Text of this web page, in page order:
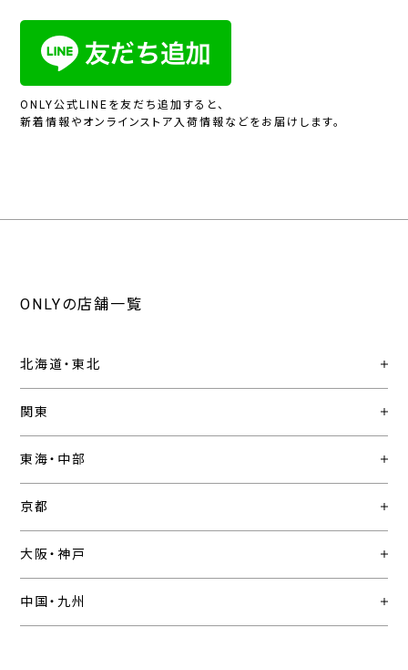
ONLY公式LINEを友だち追加すると、
新着情報やオンラインストア入荷情報などをお届けします。
ONLYの店舗一覧
北海道・東北
関東
東海・中部
京都
大阪・神戸
中国・九州